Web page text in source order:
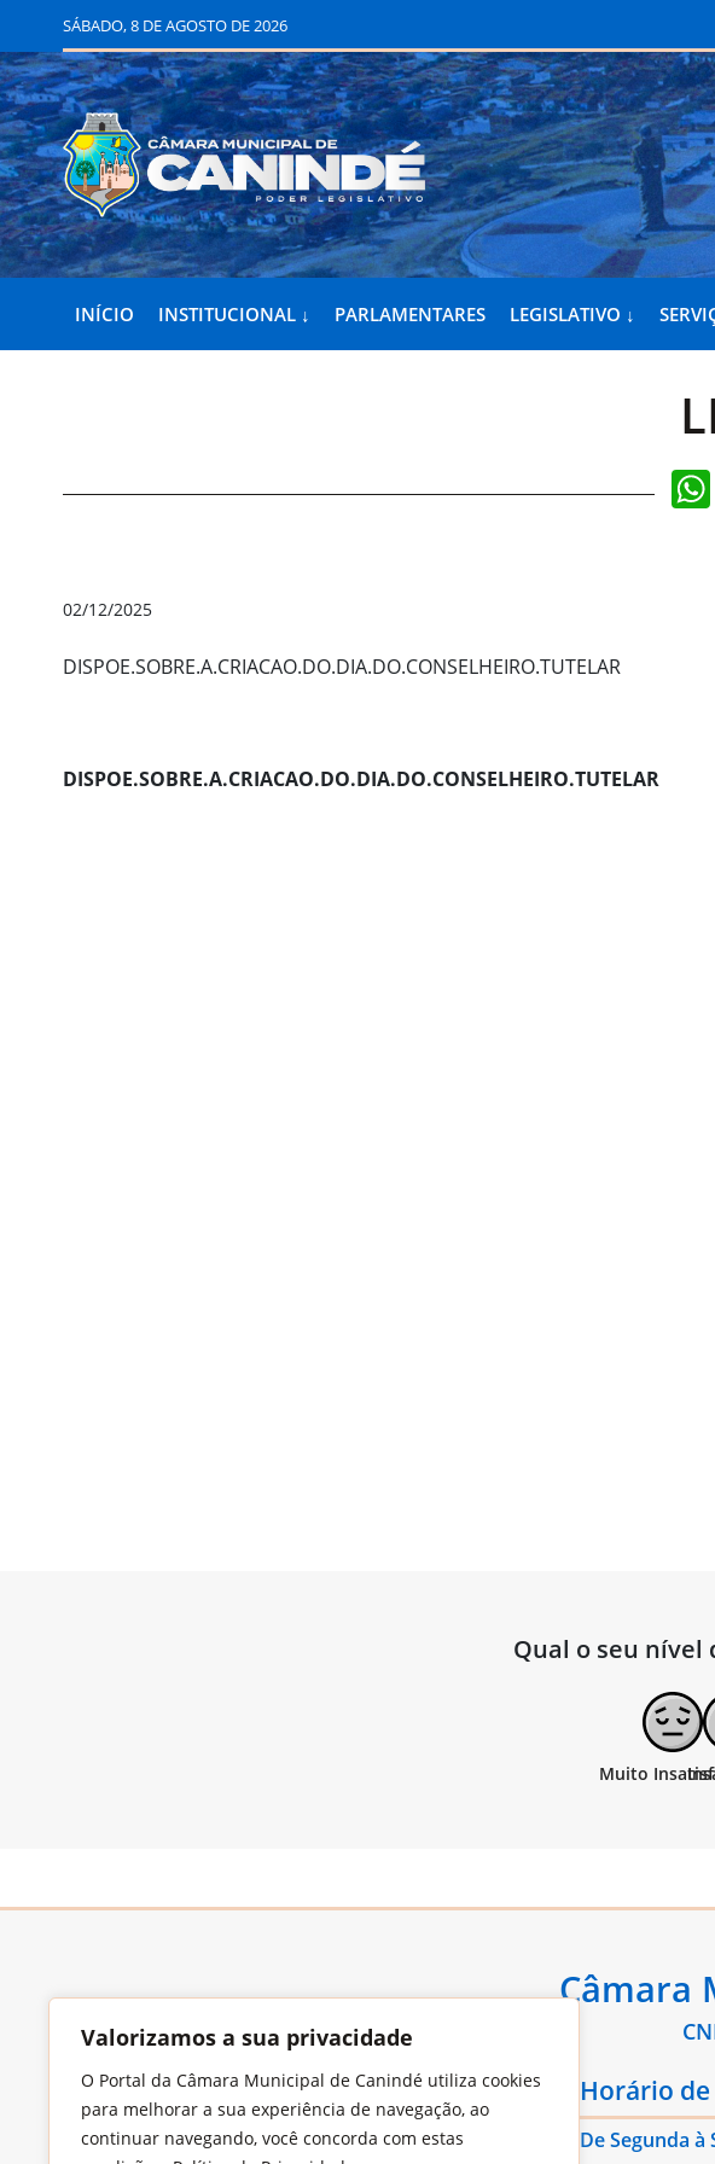
Valorizamos a sua privacidade
O Portal da Câmara Municipal de Canindé utiliza cookies
para melhorar a sua experiência de navegação, ao
continuar navegando, você concorda com estas
SÁBADO, 8 DE AGOSTO DE 2026
INÍCIO INSTITUCIONAL ↓ PARLAMENTARES LEGISLATIVO ↓
02/12/2025
DISPOE.SOBRE.A.CRIACAO.DO.DIA.DO.CONSELHEIRO.TUTELAR
DISPOE.SOBRE.A.CRIACAO.DO.DIA.DO.CONSELHEIRO.TUTELAR
Qual o seu nível
Câmara
Endereço
Largo Francisco Xavier de Medeiros, S/N,
Horário
De Segunda à